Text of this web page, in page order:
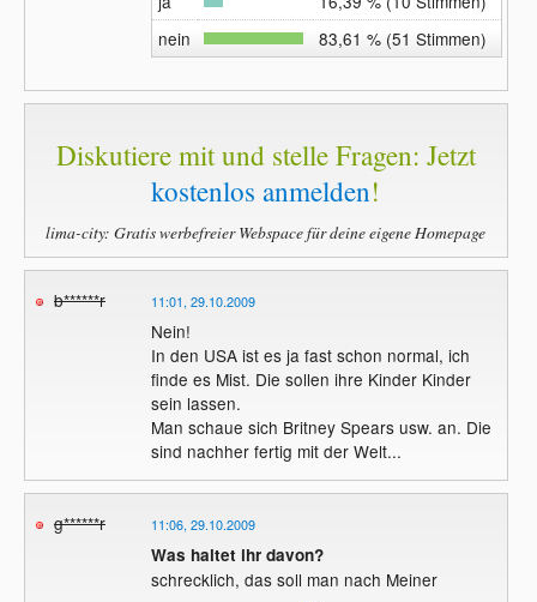
nein
83,61 % (51 Stimmen)
Diskutiere mit und stelle Fragen: Jetzt
kostenlos anmelden!
lima-city: Gratis werbefreier Webspace für deine eigene Homepage
b******r 11:01, 29.10.2009
Nein!
In den USA ist es ja fast schon normal, ich
finde es Mist. Die sollen ihre Kinder Kinder
sein lassen.
Man schaue sich Britney Spears usw. an. Die
sind nachher fertig mit der Welt...
g******r 11:06, 29.10.2009
Was haltet ihr davon?
schrecklich, das soll man nach Meiner